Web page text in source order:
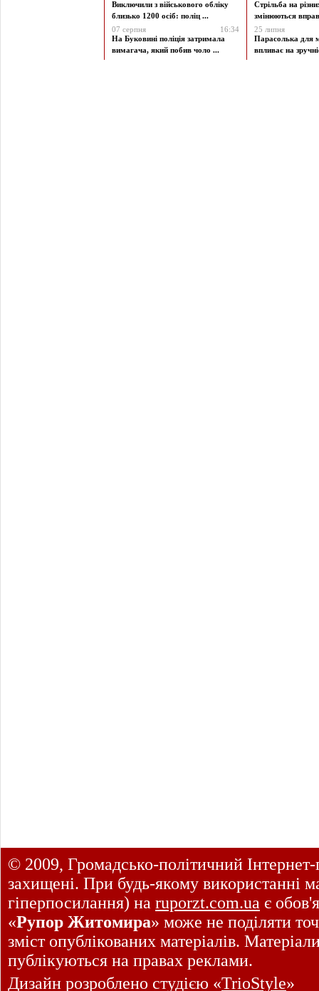
Виключили з військового обліку
близько 1200 осіб: поліц ...
07 серпня
16:34
На Буковині поліція затримала
вимагача, який побив чоло ...
Стрільба на
змінюються
25 липня
Парасолька для
впливає на
© 2009, Громадсько-політичний
захищені. При будь-якому використанні
гіперпосилання) на ruporzt.com.ua є
«Рупор Житомира» може не поділяти
зміст опублікованих матеріалів.
публікуються на правах реклами.
Дизайн розроблено студією «TrioStyle»